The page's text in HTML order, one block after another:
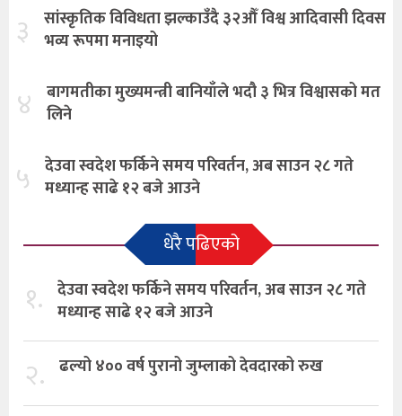
३ सांस्कृतिक विविधता झल्काउँदै ३२औँ विश्व आदिवासी दिवस
भव्य रूपमा मनाइयो
४ बागमतीका मुख्यमन्त्री बानियाँले भदौ ३ भित्र विश्वासको मत
लिने
५ देउवा स्वदेश फर्किने समय परिवर्तन, अब साउन २८ गते
मध्यान्ह साढे १२ बजे आउने
धेरै पढिएको
१. देउवा स्वदेश फर्किने समय परिवर्तन, अब साउन २८ गते
मध्यान्ह साढे १२ बजे आउने
२. ढल्यो ४०० वर्ष पुरानो जुम्लाको देवदारको रुख